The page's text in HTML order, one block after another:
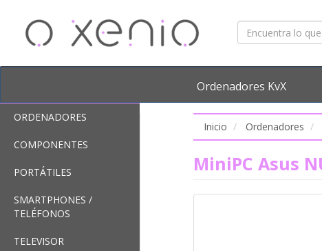
Ordenadores KvX
ORDENADORES
COMPONENTES
PORTÁTILES
SMARTPHONES /
TELÉFONOS
TELEVISOR
Inicio Ordenadores
MiniPC Asus